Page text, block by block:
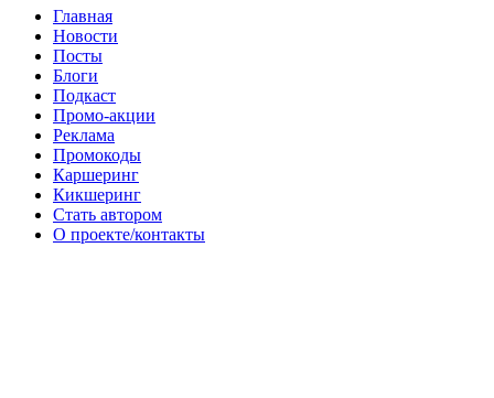
Главная
Новости
Посты
Блоги
Подкаст
Промо-акции
Реклама
Промокоды
Каршеринг
Кикшеринг
Стать автором
О проекте/контакты